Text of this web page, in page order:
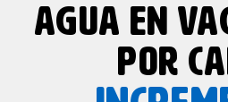
AGUA EN
POR